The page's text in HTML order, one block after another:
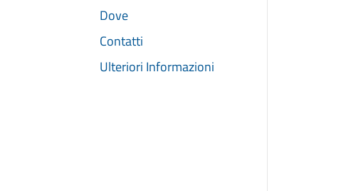
Dove
Contatti
Ulteriori Informazioni